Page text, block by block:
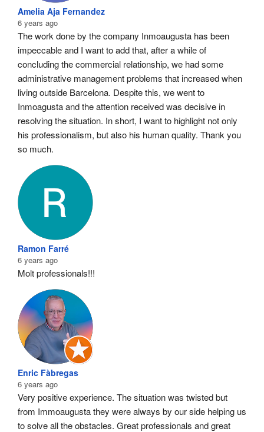
Amelia Aja Fernandez
6 years ago
The work done by the company Inmoaugusta has been
impeccable and I want to add that, after a while of
concluding the commercial relationship, we had some
administrative management problems that increased when
living outside Barcelona. Despite this, we went to
Inmoagusta and the attention received was decisive in
resolving the situation. In short, I want to highlight not only
his professionalism, but also his human quality. Thank you
so much.
Ramon Farré
6 years ago
Molt professionals!!!
Enric Fàbregas
6 years ago
Very positive experience. The situation was twisted but
from Immoaugusta they were always by our side helping us
to solve all the obstacles. Great professionals and great